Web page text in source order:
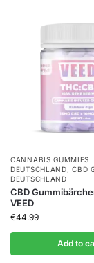
CANNABIS GUMMIES
DEUTSCHLAND,CBD
DEUTSCHLAND
CBD
VEED
€44.99
Add to